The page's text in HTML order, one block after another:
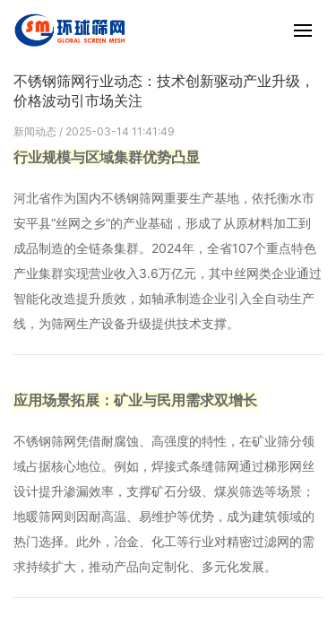
不锈钢筛网行业动态：技术创新驱动产业升级，
价格波动引市场关注
新闻动态 / 2025-03-14 11:41:49
行业规模与区域集群优势凸显
河北省作为国内不锈钢筛网重要生产基地，依托衡水市
安平县“丝网之乡”的产业基础，形成了从原材料加工到
成品制造的全链条集群。2024年，全省107个重点特色
产业集群实现营业收入3.6万亿元，其中丝网类企业通过
智能化改造提升质效，如轴承制造企业引入全自动生产
线，为筛网生产设备升级提供技术支撑‌。
应用场景拓展：矿业与民用需求双增长
不锈钢筛网凭借耐腐蚀、高强度的特性，在矿业筛分领
域占据核心地位。例如，焊接式条缝筛网通过梯形网丝
设计提升渗漏效率，支撑矿石分级、煤炭筛选等场景；
地暖筛网则因耐高温、易维护等优势，成为建筑领域的
热门选择‌。此外，冶金、化工等行业对精密过滤网的需
求持续扩大，推动产品向定制化、多元化发展‌。